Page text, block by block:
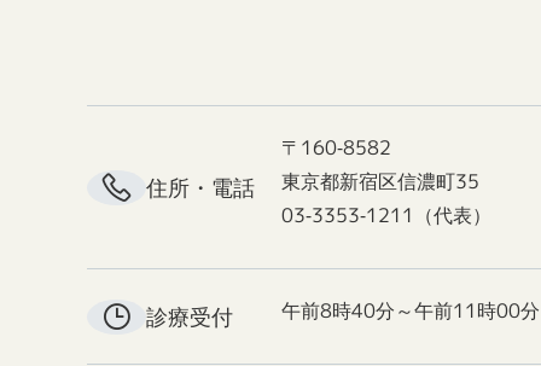
住所・電話
〒160-8582
東京都新宿区信濃町35
03-3353-1211（代表）
診療受付 午前8時40分～午前11時00分